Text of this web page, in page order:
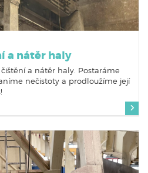
a nátěr haly
a nátěr haly. Postaráme
nečistoty a prodloužíme její